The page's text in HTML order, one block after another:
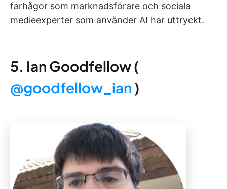
farhågor som marknadsförare och sociala
medieexperter som använder AI har uttryckt.
5. Ian Goodfellow (
@goodfellow_ian )